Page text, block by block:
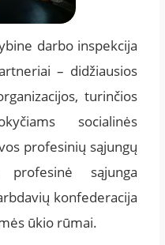
darbo inspekcija
– didžiausios
turinčios
socialinės
profesinių sąjungų
profesinė sąjunga
konfederacija
ūkio rūmai.